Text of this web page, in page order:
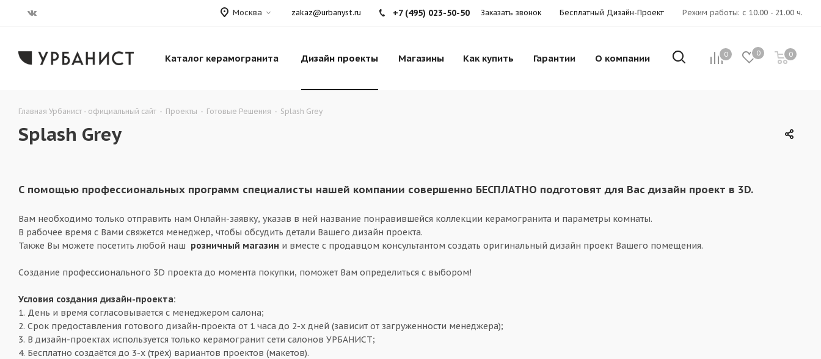
Режим работы: с 10.00 - 21.00 ч.
Бесплатный Дизайн-Проект
+7 (495) 023-50-50 Заказать звонок
Москва zakaz@urbanyst.ru
0 0 0
Каталог керамогранита Дизайн проекты Магазины Как купить Гарантии О компании
Главная Урбанист - официальный сайт - Проекты - Готовые Решения - Splash Grey
Splash Grey
С помощью профессиональных программ специалисты нашей компании совершенно БЕСПЛАТНО подготовят для Вас дизайн проект в 3D.
Вам необходимо только отправить нам Онлайн-заявку, указав в ней название понравившейся коллекции керамогранита и параметры комнаты.
В рабочее время с Вами свяжется менеджер, чтобы обсудить детали Вашего дизайн проекта.
Также Вы можете посетить любой наш розничный магазин и вместе с продавцом консультантом создать оригинальный дизайн проект Вашего помещения.
Создание профессионального 3D проекта до момента покупки, поможет Вам определиться с выбором!
Условия создания дизайн-проекта:
1. День и время согласовывается с менеджером салона;
2. Срок предоставления готового дизайн-проекта от 1 часа до 2-х дней (зависит от загруженности менеджера);
3. В дизайн-проектах используется только керамогранит сети салонов УРБАНИСТ;
4. Бесплатно создаётся до 3-х (трёх) вариантов проектов (макетов).